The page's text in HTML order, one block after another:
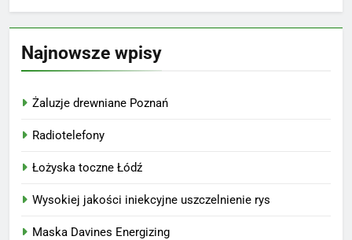
Najnowsze wpisy
Żaluzje drewniane Poznań
Radiotelefony
Łożyska toczne Łódź
Wysokiej jakości iniekcyjne uszczelnienie rys
Maska Davines Energizing